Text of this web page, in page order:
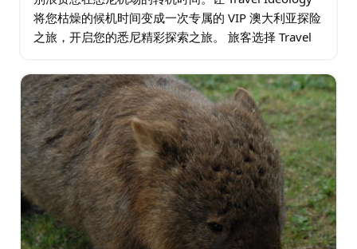
将您枯燥的候机时间变成一次专属的 VIP 澳大利亚探险
之旅，开启您的悉尼精彩探索之旅。 旅客选择 Travel